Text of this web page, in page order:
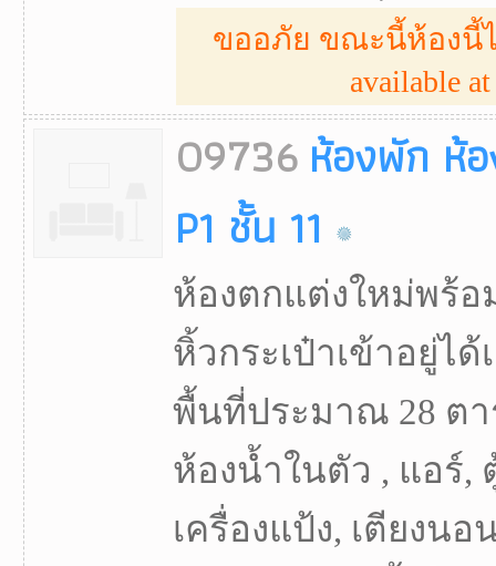
ขออภัย ขณะนี้ห้องนี้ไ
available
09736 ห้องพัก ห้อ
P1 ชั้น 11
ห้องตกแต่งใหม่พร้
หิ้วกระเป๋าเข้าอยู่ได้
พื้นที่ประมาณ 28 ตา
ห้องน้ำในตัว , แอร์,
เครื่องแป้ง, เตียงน